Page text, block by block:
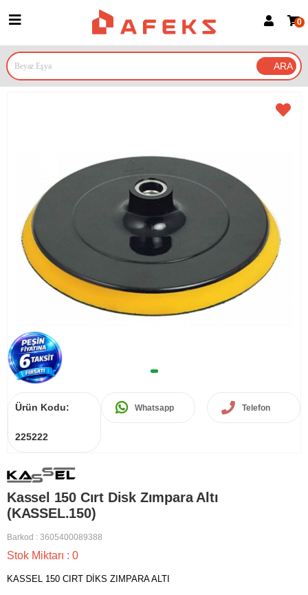
Google İle Bağlan
0
Ürün Kodu:
225222
Whatsapp Telefon
Kassel 150 Cırt Disk Zımpara Altı
(KASSEL.150)
Barkod : 3605400089388
Stok Miktarı : 0
KASSEL 150 CIRT DİKS ZIMPARA ALTI